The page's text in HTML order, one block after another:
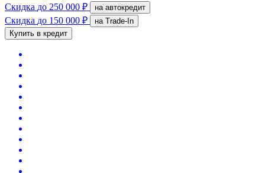
Скидка до 250 000 ₽ на автокредит
Скидка до 150 000 ₽
на Trade-In
Купить в кредит